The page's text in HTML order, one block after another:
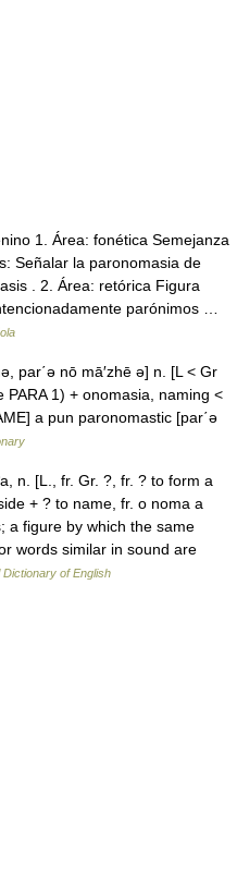
1. Área: fonética Semejanza
Señalar la paronomasia de
. 2. Área: retórica Figura
parónimos …
par΄ə nō mā′zhē ə] n. [L < Gr
1) + onomasia, naming <
a pun paronomastic [par΄ə
n. [L., fr. Gr. ?, fr. ? to form a
+ ? to name, fr. o noma a
a figure by which the same
words similar in sound are
of English